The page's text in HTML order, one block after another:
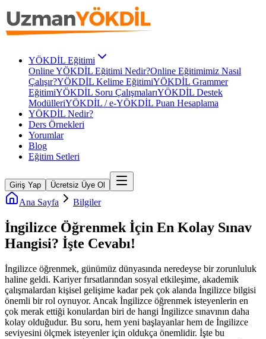
YÖKDİL Eğitimi
Online YÖKDİL Eğitimi Nedir?Online Eğitimimiz Nasıl
Çalışır?YÖKDİL Kelime EğitimiYÖKDİL Grammer
EğitimiYÖKDİL Soru ÇalışmalarıYÖKDİL Destek
ModülleriYÖKDİL / e-YÖKDİL Puan Hesaplama
YÖKDİL Nedir?
Ders Örnekleri
Yorumlar
Blog
Eğitim Setleri
Giriş Yap Ücretsiz Üye Ol
Ana Sayfa Bilgiler
İngilizce Öğrenmek İçin En Kolay Sınav
Hangisi? İşte Cevabı!
İngilizce öğrenmek, günümüz dünyasında neredeyse bir zorunluluk
haline geldi. Kariyer fırsatlarından sosyal etkileşime, akademik
çalışmalardan kişisel gelişime kadar pek çok alanda İngilizce bilgisi
önemli bir rol oynuyor. Ancak İngilizce öğrenmek isteyenlerin en
çok merak ettiği konulardan biri de hangi İngilizce sınavının daha
kolay olduğudur. Bu soru, hem yeni başlayanlar hem de İngilizce
seviyesini ölçmek isteyenler için oldukça önemlidir. İşte bu